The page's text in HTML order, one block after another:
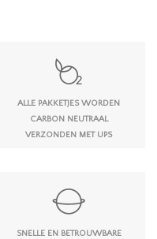
ALLE PAKKETJES WORDEN
CARBON NEUTRAAL
VERZONDEN MET UPS
SNELLE EN BETROUWBARE